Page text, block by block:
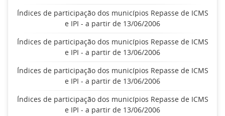
Índices de participação dos municípios Repasse de ICMS
e IPI - a partir de 13/06/2006
Índices de participação dos municípios Repasse de ICMS
e IPI - a partir de 13/06/2006
Índices de participação dos municípios Repasse de ICMS
e IPI - a partir de 13/06/2006
Índices de participação dos municípios Repasse de ICMS
e IPI - a partir de 13/06/2006